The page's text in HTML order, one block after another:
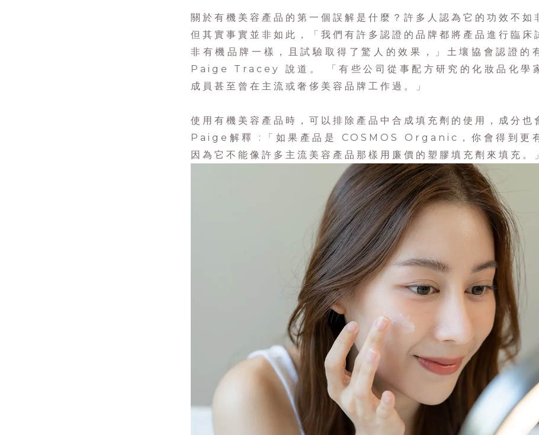
關於有機美容產品的第一個誤解是什麼？許多人認為它的功效不如
但其實事實並非如此，「我們有許多認證的品牌都將產品進行臨床
非有機品牌一樣，且試驗取得了驚人的效果，」土壤協會認證的
Paige Tracey 說道。 「有些公司從事配方研究的化妝品化學
成員甚至曾在主流或奢侈美容品牌工作過。」
使用有機美容產品時，可以排除產品中合成填充劑的使用，成分也
Paige解釋 :「如果產品是 COSMOS Organic，你會得到更有
因為它不能像許多主流美容產品那樣用廉價的塑膠填充劑來填充。